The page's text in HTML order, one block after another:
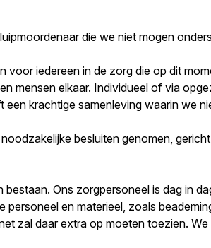
die we niet mogen
voor iedereen in de zorg die op dit
mensen elkaar. Individueel of via
krachtige samenleving waarin we
besluiten genomen,
Ons zorgpersoneel is dag in
en materieel, zoals
zal daar extra op moeten toezien.